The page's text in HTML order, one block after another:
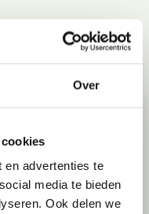
Over
en advertenties te
media te bieden
Ook delen we